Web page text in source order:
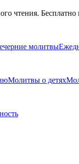
чтения. Бесплатно
молитвы
Молитвы о детях